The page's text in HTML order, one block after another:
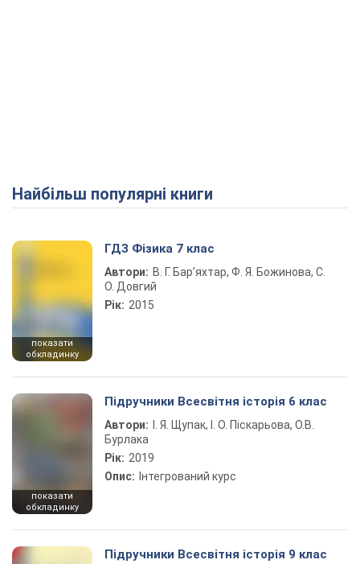
Найбільш популярні книги
показати
обкладинку
ГДЗ Фізика 7 клас
Автори: В. Г. Бар’яхтар, Ф. Я. Божинова, С.
О. Довгий
Рік: 2015
показати
обкладинку
Підручники Всесвітня історія 6 клас
Автори:
І. Я. Щупак, І. О. Піскарьова, О.В.
Бурлака
Рік: 2019
Опис: Інтегрований курс
Підручники Всесвітня історія 9 клас